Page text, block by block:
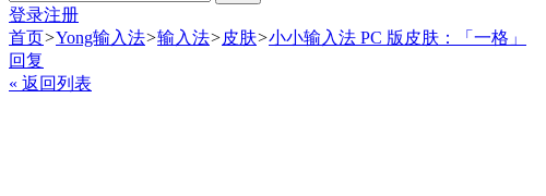
登录注册
首页>Yong输入法>输入法>皮肤>小小输入法 PC 版皮肤：「一格」
回复
« 返回列表